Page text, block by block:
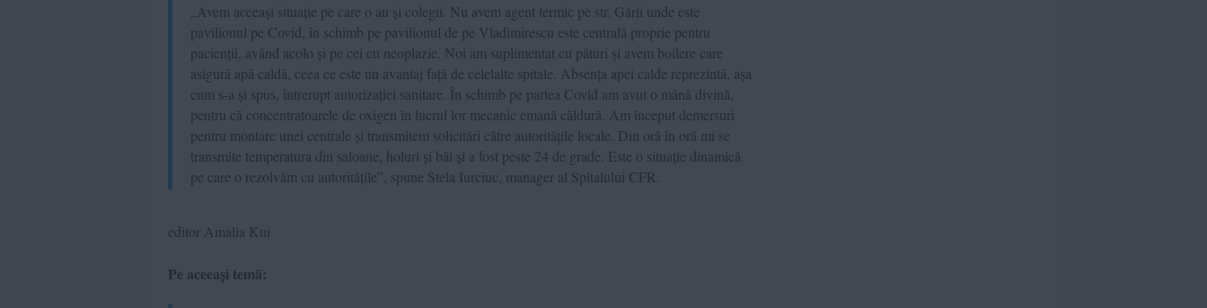
„Avem aceeași situație pe care o au și colegii. Nu avem agent termic pe str. Gării unde este
pavilionul pe Covid, în schimb pe pavilionul de pe Vladimirescu este centrală proprie pentru
pacienții, având acolo și pe cei cu neoplazie. Noi am suplimentat cu pături și avem boilere care
asigură apă caldă, ceea ce este un avantaj față de celelalte spitale. Absența apei calde reprezintă, așa
cum s-a și spus, întrerupt autorizației sanitare. În schimb pe partea Covid am avut o mână divină,
pentru că concentratoarele de oxigen în lucrul lor mecanic emană căldură. Am început demersuri
pentru montare unei centrale și transmitem solicitări către autoritățile locale. Din oră în oră mi se
transmite temperatura din saloane, holuri și băi și a fost peste 24 de grade. Este o situație dinamică
pe care o rezolvăm cu autoritățile”, spune Stela Iurciuc, manager al Spitalului CFR.
editor Amalia Kui
Pe aceeași temă: